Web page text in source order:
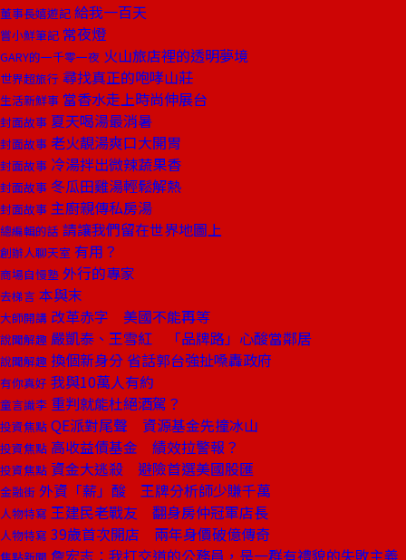
董事長嬉遊記 給我一百天
嘗小鮮筆記 常夜燈
GARY的一千零一夜 火山旅店裡的透明夢境
世界超旅行 尋找真正的咆哮山莊
生活新鮮事 當香水走上時尚伸展台
封面故事 夏天喝湯最消暑
封面故事 老火靚湯爽口大開胃
封面故事 冷湯拌出微辣蔬果香
封面故事 冬瓜田雞湯輕鬆解熱
封面故事 主廚親傳私房湯
總編輯的話 請讓我們留在世界地圖上
創辦人聊天室 有用？
商場自慢塾 外行的專家
去梯言 本與末
大師開講 改革赤字 美國不能再等
說聞解趣 嚴凱泰、王雪紅 「品牌路」心酸當鄰居
說聞解趣 換個新身分 省話郭台強扯嗓轟政府
有你真好 我與10萬人有約
童言識李 重判就能杜絕酒駕？
投資焦點 QE派對尾聲 資源基金先撞冰山
投資焦點 高收益債基金 績效拉警報？
投資焦點 資金大逃殺 避險首選美國股匯
金融街 外資「薪」酸 王牌分析師少賺千萬
人物特寫 王建民老戰友 翻身房仲冠軍店長
人物特寫 39歲首次開店 兩年身價破億傳奇
詹宏志：我打交道的公務員，是一群有禮貌的失敗主義